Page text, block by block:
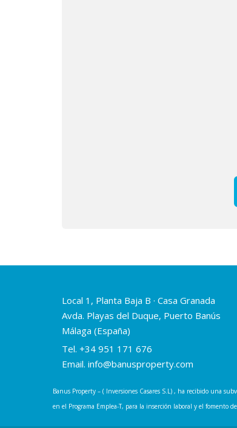
Local 1, Planta Baja B · Casa Granada
Avda. Playas del Duque, Puerto Banús
Málaga (España)
Tel. +34 951 171 676
Email. info@banusproperty.com
Banus Property – ( Inversiones Casares S.L) , ha recibido una
en el Programa Emplea-T, para la inserción laboral y el fomento